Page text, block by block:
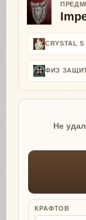
CRYSTAL S
ФИЗ
Не
КРАФТОВ